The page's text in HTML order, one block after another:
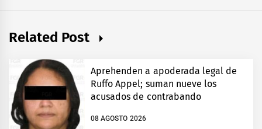
Related Post
Aprehenden a apoderada legal de
Ruffo Appel; suman nueve los
acusados de contrabando
08 AGOSTO 2026